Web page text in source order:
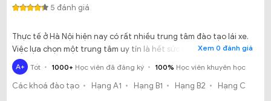
5 đánh giá
Thực tế ở Hà Nội hiện nay có rất nhiều trung tâm đào tạo lái xe.
Việc lựa chọn một trung tâm uy tín là hết sức khó khăn. Vậy
chúng ta có nên theo học tại trung tâm đào tạo trường an sinh.
Xem 0 đánh giá
A+ Tốt 1000+ Học viên đã đăng ký 100% Học viên khuyên học
Các khoá đào tạo Hạng A1 Hạng B1 Hạng B2 Hạng C